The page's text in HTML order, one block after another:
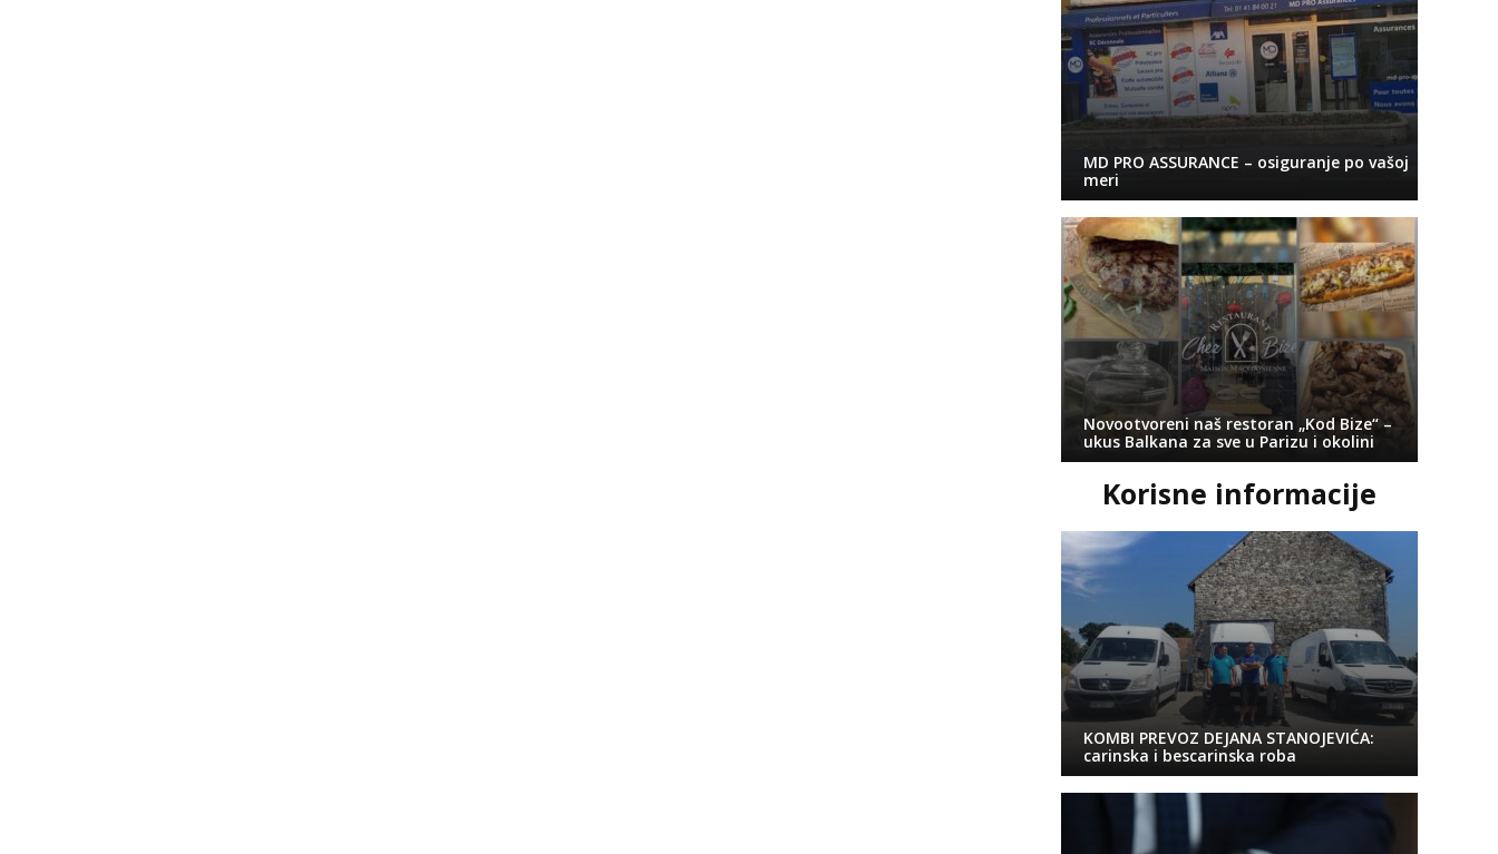
MD PRO ASSURANCE – osiguranje po vašoj
meri
Novootvoreni naš restoran „Kod Bize“ –
ukus Balkana za sve u Parizu i okolini
Korisne informacije
KOMBI PREVOZ DEJANA STANOJEVIĆA:
carinska i bescarinska roba